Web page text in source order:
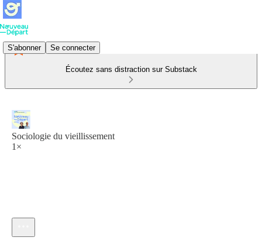
S'abonner Se connecter
Écoutez sans distraction sur Substack
Sociologie du vieillissement
1×